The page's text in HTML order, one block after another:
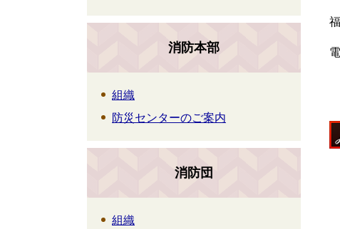
消防本部
組織
防災センターのご案内
消防団
組織